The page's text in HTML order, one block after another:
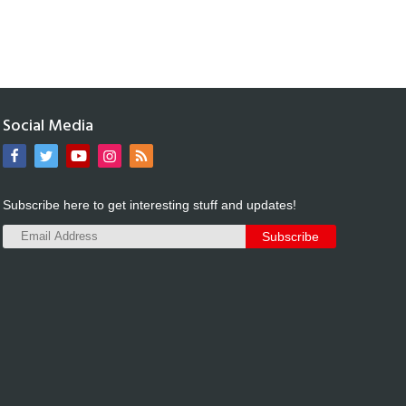
Social Media
Subscribe here to get interesting stuff and updates!